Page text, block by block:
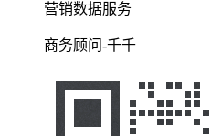
营销数据服务
商务顾问-千千